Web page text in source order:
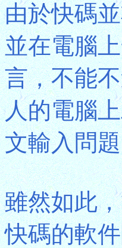
由於快碼
並在電腦
言，不能
人的電腦
文輸入問
雖然如此
快碼的軟